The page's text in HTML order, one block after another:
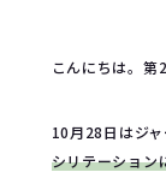
こんにちは。第
10月28日はジ
シリテーション